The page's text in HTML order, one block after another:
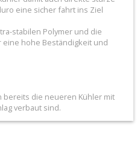
eine sicher fahrt ins Ziel
stabilen Polymer und die
hohe Beständigkeit und
bereits die neueren Kühler mit
verbaut sind.